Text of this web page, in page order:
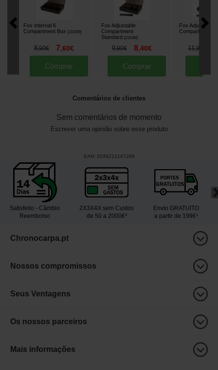
Fox Internal 6
Compartment Box [210189]
8,90€ 7,60€
Comprar
Fox Adjustable
Compartment
Standard [210190]
9,90€ 8,40€
Comprar
Fox Adjustable
Compartment
11,90
Comentários de clientes
Sem comentários de momento
Escrever uma opinião sobre esse produto
EAN: 5056212167289
Satisfeito - Câmbio
Reembolso
2X3X4X sem Custos
de 50 a 2000€²
Envio GRATUITO
a partir de 199€¹
Chronocarpa.pt
Nossos compromissos
Seus Ventagens
Os nossos parceiros
Mais informações